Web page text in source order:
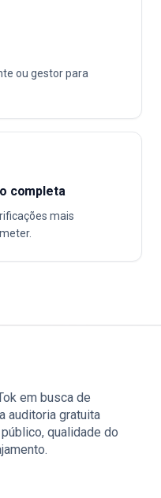
ou gestor para
completa
mais
em busca de
auditoria gratuita
qualidade do